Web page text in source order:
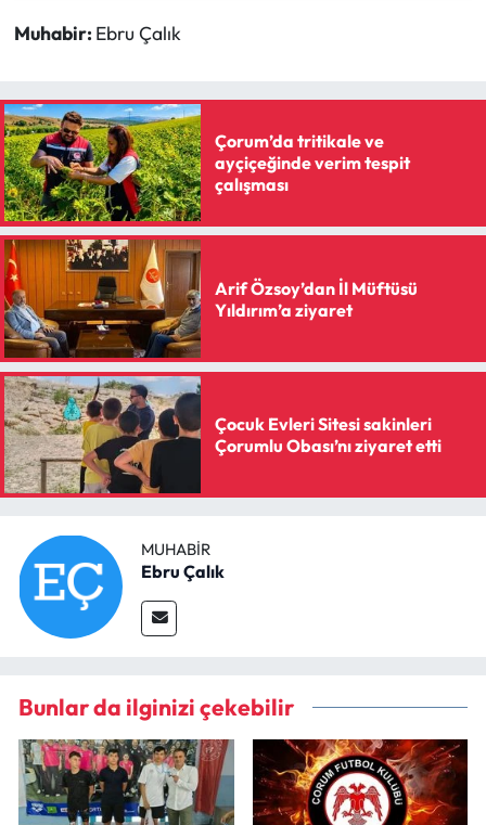
Muhabir: Ebru Çalık
Çorum’da tritikale ve
ayçiçeğinde verim tespit
çalışması
Arif Özsoy’dan İl Müftüsü
Yıldırım’a ziyaret
Çocuk Evleri Sitesi sakinleri
Çorumlu Obası’nı ziyaret etti
MUHABIR
Ebru Çalık
Bunlar da ilginizi çekebilir
Turizm
Yaşam
Yayla Haber
Yemek Tarifleri
Yerel Haberler